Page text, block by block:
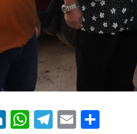
Li W T
E